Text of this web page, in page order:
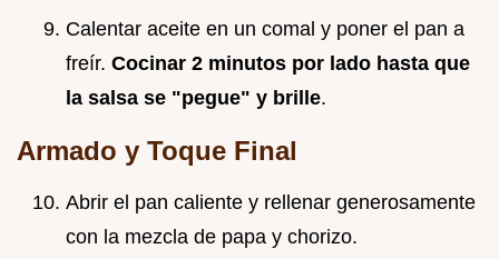
Calentar aceite en un comal y poner el pan a
freír. Cocinar 2 minutos por lado hasta que
la salsa se "pegue" y brille.
Armado y Toque Final
Abrir el pan caliente y rellenar generosamente
con la mezcla de papa y chorizo.